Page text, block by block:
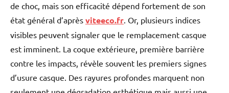
de choc, mais son efficacité dépend fortement de son
état général d’après viteeco.fr. Or, plusieurs indices
visibles peuvent signaler que le remplacement casque
est imminent. La coque extérieure, première barrière
contre les impacts, révèle souvent les premiers signes
d’usure casque. Des rayures profondes marquent non